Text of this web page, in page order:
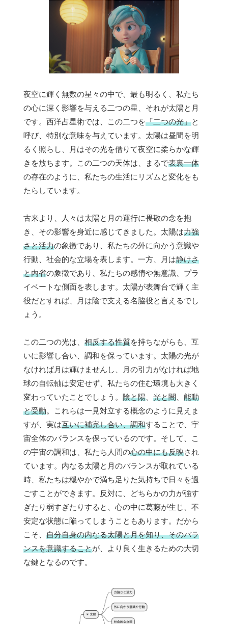
夜空に輝く無数の星々の中で、最も明るく、私たち
の心に深く影響を与える二つの星、それが太陽と月
です。西洋占星術では、この二つを「二つの光」と
呼び、特別な意味を与えています。太陽は昼間を明
るく照らし、月はその光を借りて夜空に柔らかな輝
きを放ちます。この二つの天体は、まるで表裏一体
の存在のように、私たちの生活にリズムと変化をも
たらしています。
古来より、人々は太陽と月の運行に畏敬の念を抱
き、その影響を身近に感じてきました。太陽は力強
さと活力の象徴であり、私たちの外に向かう意識や
行動、社会的な立場を表します。一方、月は静けさ
と内省の象徴であり、私たちの感情や無意識、プラ
イベートな側面を表します。太陽が表舞台で輝く主
役だとすれば、月は陰で支える名脇役と言えるでし
ょう。
この二つの光は、 相反する性質を持ちながらも、互
いに影響し合い、調和を保っています。太陽の光が
なければ月は輝けませんし、月の引力がなければ地
球の自転軸は安定せず、私たちの住む環境も大きく
変わっていたことでしょう。 陰と陽 光と闇
能動
と受動。これらは一見対立する概念のように見えま
すが、実は互いに補完し合い、調和することで、宇
宙全体のバランスを保っているのです。そして、こ
の宇宙の調和は、私たち人間の心の中にも反映され
ています。内なる太陽と月のバランスが取れている
時、私たちは穏やかで満ち足りた気持ちで日々を過
ごすことができます。反対に、どちらかの力が強す
ぎたり弱すぎたりすると、心の中に葛藤が生じ、不
安定な状態に陥ってしまうこともあります。だから
こそ、 自分自身の内なる太陽と月を知り、そのバラ
ンスを意識することが、より良く生きるための大切
な鍵となるのです。